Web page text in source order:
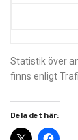
Statistik över
finns enligt
Dela det här: